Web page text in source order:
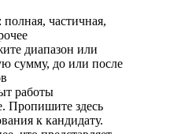
полная, частичная,
диапазон или
сумму, до или после
работы
Пропишите здесь
к кандидату.